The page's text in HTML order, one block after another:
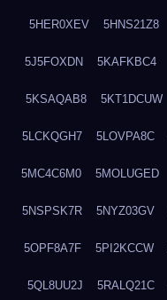
5HER0XEV 5HNS21Z8
5J5FOXDN 5KAFKBC4
5KSAQAB8 5KT1DCUW
5LCKQGH7 5LOVPA8C
5MC4C6M0 5MOLUGED
5NSPSK7R 5NYZ03GV
5OPF8A7F 5PI2KCCW
5QL8UU2J 5RALQ21C